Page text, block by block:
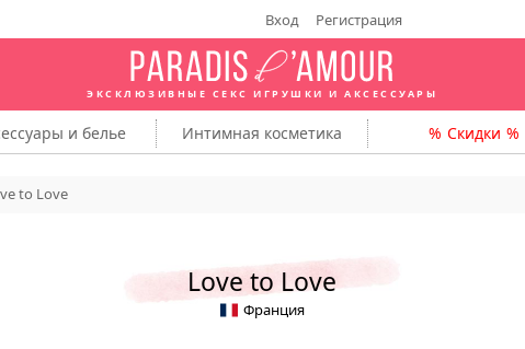
Вход Регистрация
ЭКСКЛЮЗИВНЫЕ СЕКС ИГРУШКИ И АКСЕССУАРЫ
и белье Интимная косметика Скидки
to Love
Love to Love
Франция